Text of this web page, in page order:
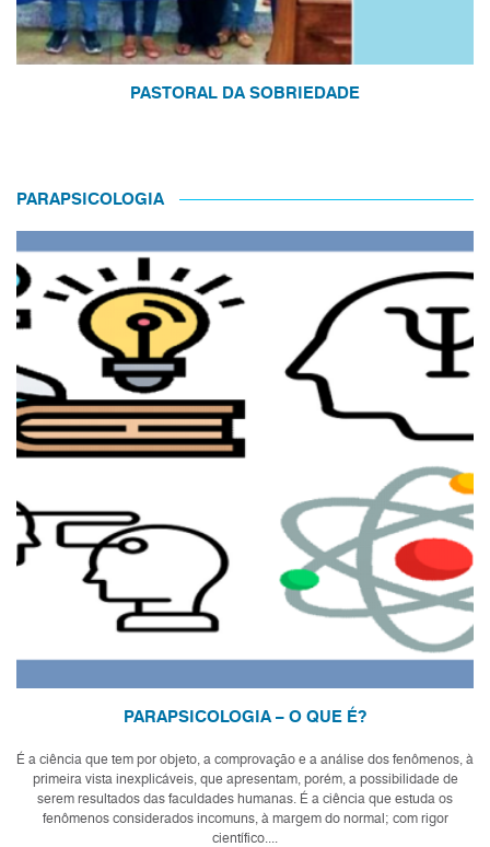
PASTORAL DA SOBRIEDADE
PARAPSICOLOGIA
PARAPSICOLOGIA – O QUE É?
É a ciência que tem por objeto, a comprovação e a análise dos fenômenos, à
primeira vista inexplicáveis, que apresentam, porém, a possibilidade de
serem resultados das faculdades humanas. É a ciência que estuda os
fenômenos considerados incomuns, à margem do normal; com rigor
científico....